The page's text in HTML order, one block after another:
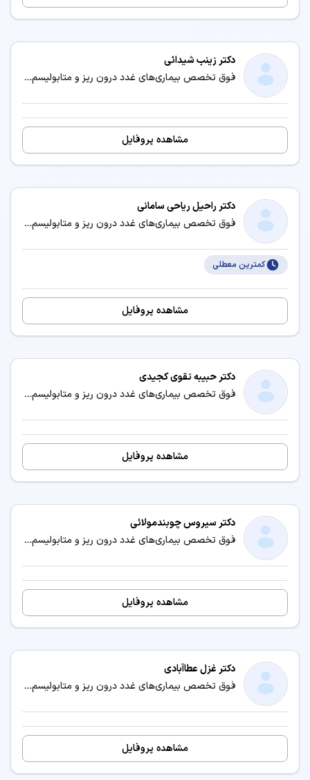
دکتر زینب شیدائی
فوق تخصص بیماری‌های غدد درون ریز و متابولیسم (اندوکرینولوژی) / متخصص بیماری‌های داخلی
مشاهده پروفایل
دکتر راحیل ریاحی سامانی
فوق تخصص بیماری‌های غدد درون ریز و متابولیسم (اندوکرینولوژی) / متخصص بیماری‌های داخلی
کمترین معطلی
مشاهده پروفایل
دکتر حبیبه تقوی کجیدی
فوق تخصص بیماری‌های غدد درون ریز و متابولیسم (اندوکرینولوژی) / متخصص بیماری‌های داخلی
مشاهده پروفایل
دکتر سیروس چوبندمولائی
فوق تخصص بیماری‌های غدد درون ریز و متابولیسم (اندوکرینولوژی) / متخصص بیماری‌های داخلی
مشاهده پروفایل
دکتر غزل عطاآبادی
فوق تخصص بیماری‌های غدد درون ریز و متابولیسم (اندوکرینولوژی) / متخصص بیماری‌های داخلی
مشاهده پروفایل